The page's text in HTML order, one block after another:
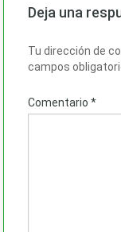
Deja una
Tu dirección de
campos
Comentario *